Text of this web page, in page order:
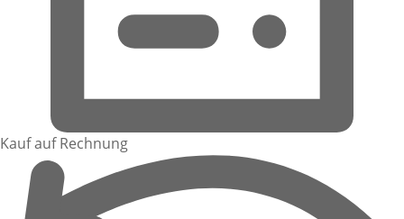
Kauf auf Rechnung